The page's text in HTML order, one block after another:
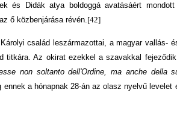
és Didák atya boldoggá avatásáért
ő közbenjárása révén.[42]
család leszármazottai, a magyar vallás-
titkára. Az okirat ezekkel a szavakkal
non soltanto dell'Ordine, ma anche della
ennek a hónapnak 28-án az olasz nyelvű levelet